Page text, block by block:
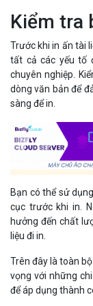
Kiểm tra
Trước khi in ấn tài
tất cả các yếu tố
chuyên nghiệp.
dòng văn bản để
sàng để in.
Bạn có thể sử
cục trước khi in.
hưởng đến chất
liệu đi in.
Trên đây là toàn
vọng với những
để áp dụng thành